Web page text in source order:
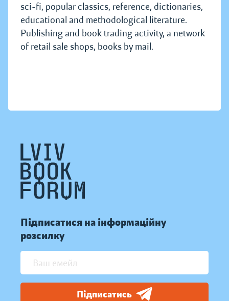
sci-fi, popular classics, reference, dictionaries,
educational and methodological literature.
Publishing and book trading activity, a network
of retail sale shops, books by mail.
Підписатися на інформаційну
розсилку
Підписатись